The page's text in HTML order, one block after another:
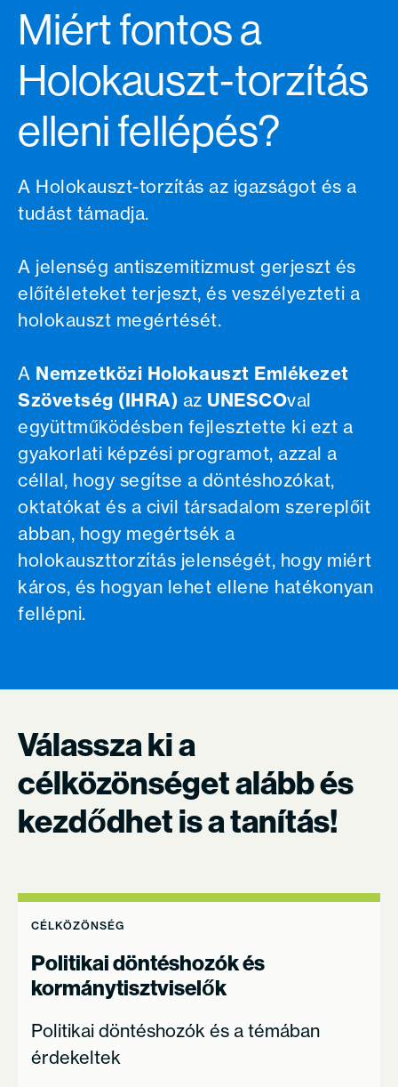
Miért fontos a
Holokauszt-torzítás
elleni fellépés?
A Holokauszt-torzítás az igazságot és a
tudást támadja.
A jelenség antiszemitizmust gerjeszt és
előítéleteket terjeszt, és veszélyezteti a
holokauszt megértését.
A Nemzetközi Holokauszt Emlékezet
Szövetség (IHRA) az UNESCOval
együttműködésben fejlesztette ki ezt a
gyakorlati képzési programot, azzal a
céllal, hogy segítse a döntéshozókat,
oktatókat és a civil társadalom szereplőit
abban, hogy megértsék a
holokauszttorzítás jelenségét, hogy miért
káros, és hogyan lehet ellene hatékonyan
fellépni.
Válassza ki a
célközönséget alább és
kezdődhet is a tanítás!
CÉLKÖZÖNSÉG
Politikai döntéshozók és
kormánytisztviselők
Politikai döntéshozók és a témában
érdekeltek